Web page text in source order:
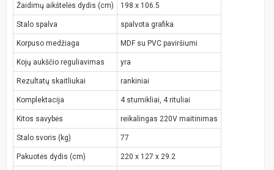
Žaidimų aikštelės dydis (cm) 198 x 106.5
Stalo spalva spalvota grafika
Korpuso medžiaga MDF su PVC paviršiumi
Kojų aukščio reguliavimas yra
Rezultatų skaitliukai rankiniai
Komplektacija 4 stumikliai, 4 rituliai
Kitos savybės reikalingas 220V maitinimas
Stalo svoris (kg) 77
Pakuotės dydis (cm) 220 x 127 x 29.2